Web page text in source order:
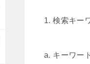
1. 検索キー
a. キーワー